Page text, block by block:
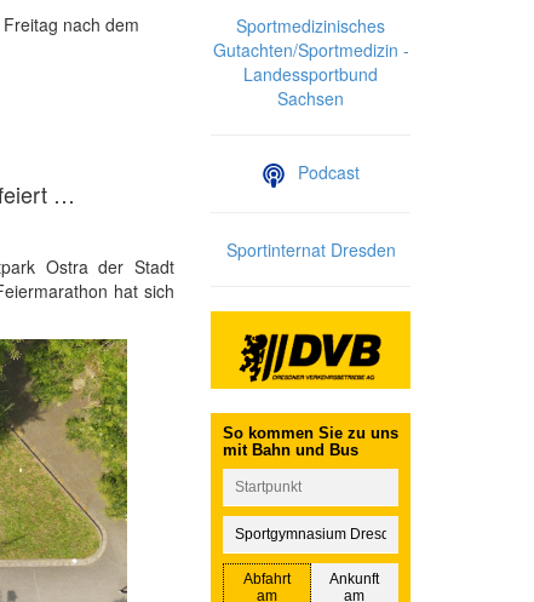
nach dem
…
Ostra der Stadt
hat sich
Sportmedizinisches
Gutachten/Sportmedizin -
Landessportbund
Sachsen
Podcast
Sportinternat Dresden